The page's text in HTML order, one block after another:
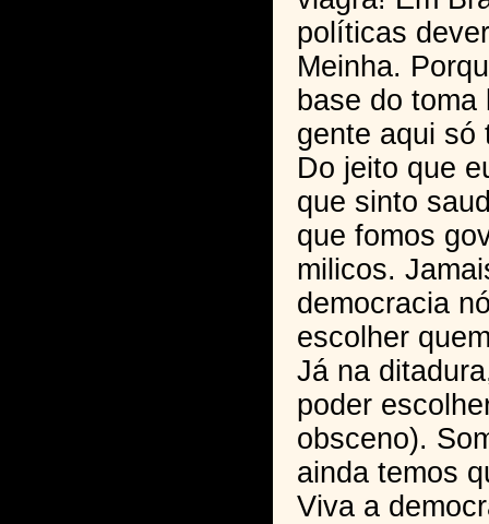
políticas
Meinha.
base do
gente aqui só
Do jeito que
que sinto
que fomos
milicos.
democracia
escolher
Já na
poder
obsceno).
ainda temos
Viva a